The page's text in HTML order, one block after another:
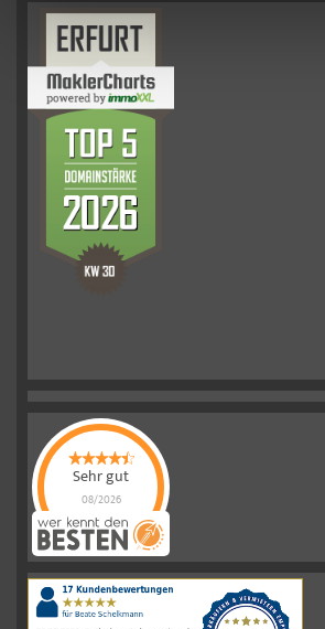
Sehr gut
08/2026
Schelkmann
Immobilienhat
|110Schelkmann
ImmobilienBewertungen
auf
werkenntdenBESTEN.de